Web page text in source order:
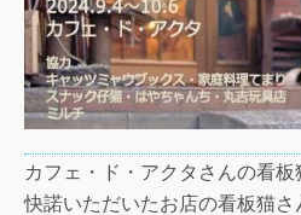
カフェ・ド・アクタさんの看
快諾いただいたお店の看板猫